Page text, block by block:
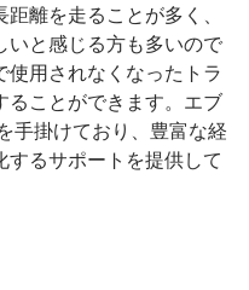
離を走ることが多く、
いと感じる方も多いので
使用されなくなったトラ
ることができます。エブ
手掛けており、豊富な経
るサポートを提供して